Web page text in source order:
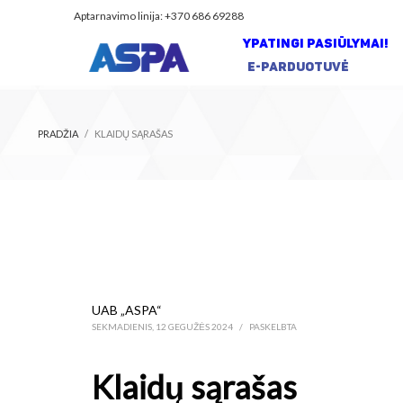
Aptarnavimo linija: +370 686 69288
YPATINGI PASIŪLYMAI!
E-PARDUOTUVĖ
PRADŽIA KLAIDŲ SĄRAŠAS
UAB „ASPA“
SEKMADIENIS, 12 GEGUŽĖS 2024 / PASKELBTA
Klaidų sąrašas